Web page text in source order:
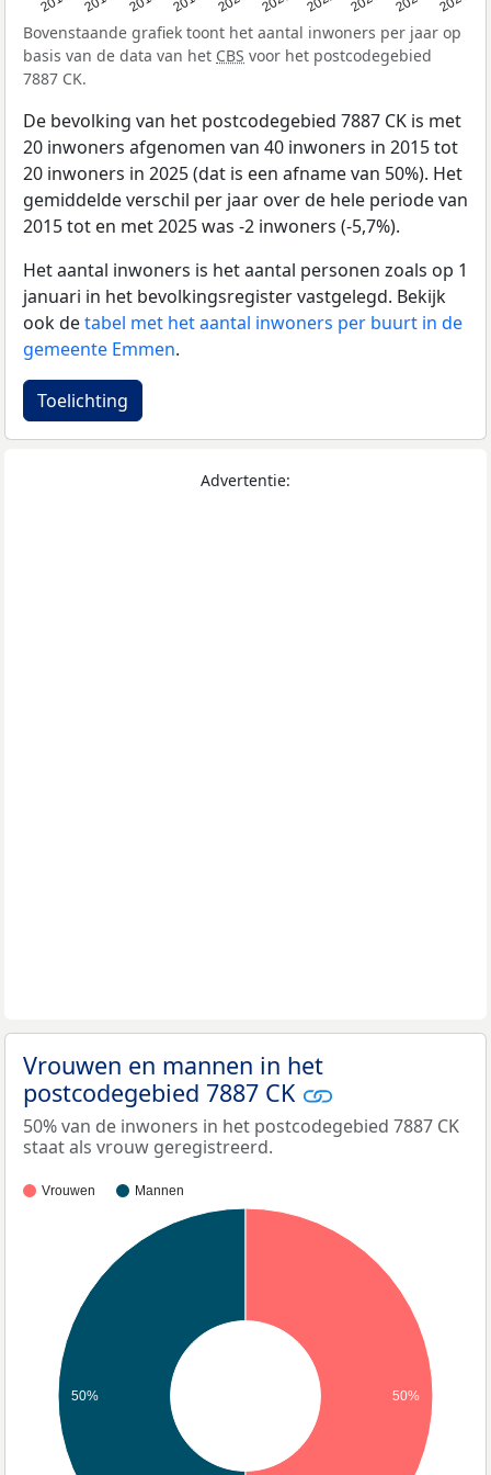
Bovenstaande grafiek toont het aantal inwoners per jaar op
basis van de data van het CBS voor het postcodegebied
7887 CK.
De bevolking van het postcodegebied 7887 CK is met
20 inwoners afgenomen van 40 inwoners in 2015 tot
20 inwoners in 2025 (dat is een afname van 50%). Het
gemiddelde verschil per jaar over de hele periode van
2015 tot en met 2025 was -2 inwoners (-5,7%).
Het aantal inwoners is het aantal personen zoals op 1
januari in het bevolkingsregister vastgelegd. Bekijk
ook detabel met het aantal inwoners per buurt in de
gemeente Emmen.
Toelichting
Advertentie:
Vrouwen en mannen in het
postcodegebied 7887 CK
50% van de inwoners in het postcodegebied 7887 CK
staat als vrouw geregistreerd.
Vrouwen Mannen
50% 50%